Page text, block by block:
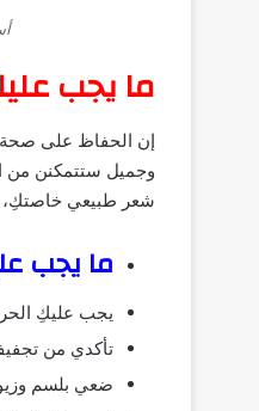
ما يجب
إن الحفاظ على صحة
وجميل ستتمكنن من
شعر طبيعي خاصتكِ،
ما يجب
يجب عليكِ
تأكدي من
ضعي بلسم